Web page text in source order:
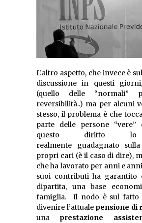
L’altro aspetto, che invece è
discussione in questi
(quello delle “normali”
reversibilità..) ma per alcuni
stesso, il problema è che
parte delle persone “vere”
questo diritto lo
realmente guadagnato
propri cari (è il caso di dire),
che ha lavorato per anni e
suoi contributi ha garantito
dipartita, una base
famiglia. Il nodo è sul
divenire l’attuale pensione di
una prestazione